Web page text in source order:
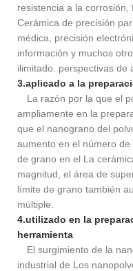
resistencia a la
Cerámica de precisión
médica, precisión
información y muchos
ilimitado. perspectivas de
3.aplicado a la
La razón por la que el
ampliamente en la
que el nanograno del
aumento en el número
de grano en el La
magnitud, el área de
límite de grano también
múltiple.
4.utilizado en la
herramienta
El surgimiento de la
industrial de Los